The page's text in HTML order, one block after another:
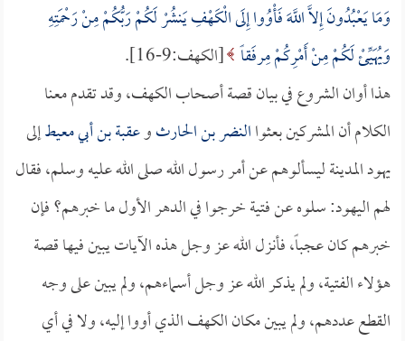
وَمَا يَعْبُدُونَ إِلاَّ اللَّهَ فَأْوُوا إِلَى الْكَهْفِ يَنشُرْ لَكُمْ رَبُّكُمْ مِنْ رَحْمَتِهِ
وَيُهَيِّئْ لَكُمْ مِنْ أَمْرِكُمْ مِرفَقاً [الكهف:9-16].
هذا أوان الشروع في بيان قصة أصحاب الكهف، وقد تقدم معنا
الكلام أن المشركين بعثواالنضر بن الحارثوعقبة بن أبي معيطإلى
يهود المدينة ليسألوهم عن أمر رسول الله صلى الله عليه وسلم، فقال
لهم اليهود: سلوه عن فتية خرجوا في الدهر الأول ما خبرهم؟ فإن
خبرهم كان عجباً، فأنزل الله عز وجل هذه الآيات يبين فيها قصة
هؤلاء الفتية، ولم يذكر الله عز وجل أسماءهم، ولم يبين على وجه
القطع عددهم، ولم يبين مكان الكهف الذي أووا إليه، ولا في أي